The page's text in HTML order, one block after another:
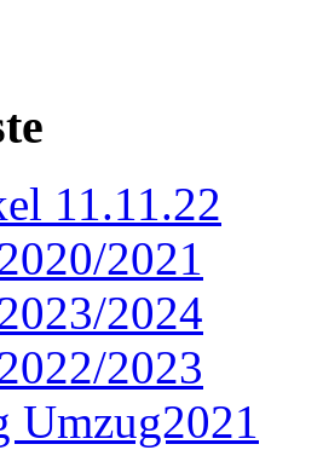
11.11.22
2021
2024
2023
Umzug2021